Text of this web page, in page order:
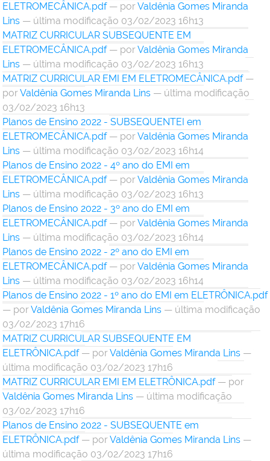
ELETROMECÂNICA.pdf — porValdênia Gomes Miranda
Lins — última modificação 03/02/2023 16h13
MATRIZ CURRICULAR SUBSEQUENTE EM
ELETROMECÂNICA.pdf — porValdênia Gomes Miranda
Lins — última modificação 03/02/2023 16h13
MATRIZ CURRICULAR EMI EM ELETROMECÂNICA.pdf —
porValdênia Gomes Miranda Lins — última modificação
03/02/2023 16h13
Planos de Ensino 2022 - SUBSEQUENTEI em
ELETROMECÂNICA.pdf — porValdênia Gomes Miranda
Lins — última modificação 03/02/2023 16h14
Planos de Ensino 2022 - 4º ano do EMI em
ELETROMECÂNICA.pdf — porValdênia Gomes Miranda
Lins — última modificação 03/02/2023 16h13
Planos de Ensino 2022 - 3º ano do EMI em
ELETROMECÂNICA.pdf — porValdênia Gomes Miranda
Lins — última modificação 03/02/2023 16h14
Planos de Ensino 2022 - 2º ano do EMI em
ELETROMECÂNICA.pdf — porValdênia Gomes Miranda
Lins — última modificação 03/02/2023 16h14
Planos de Ensino 2022 - 1º ano do EMI em ELETRÔNICA.pdf
— porValdênia Gomes Miranda Lins — última modificação
03/02/2023 17h16
MATRIZ CURRICULAR SUBSEQUENTE EM
ELETRÔNICA.pdf — porValdênia Gomes Miranda Lins —
última modificação 03/02/2023 17h16
MATRIZ CURRICULAR EMI EM ELETRÔNICA.pdf — por
Valdênia Gomes Miranda Lins — última modificação
03/02/2023 17h16
Planos de Ensino 2022 - SUBSEQUENTE em
ELETRÔNICA.pdf — porValdênia Gomes Miranda Lins —
última modificação 03/02/2023 17h16